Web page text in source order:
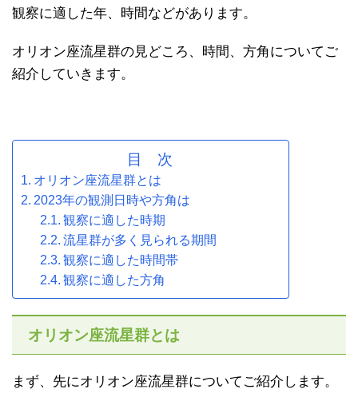
観察に適した年、時間などがあります。
オリオン座流星群の見どころ、時間、方角についてご
紹介していきます。
目 次
オリオン座流星群とは
2023年の観測日時や方角は
観察に適した時期
流星群が多く見られる期間
観察に適した時間帯
観察に適した方角
オリオン座流星群とは
まず、先にオリオン座流星群についてご紹介します。